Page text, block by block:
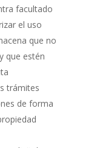
facultado
el uso
que no
que estén
trámites
de forma